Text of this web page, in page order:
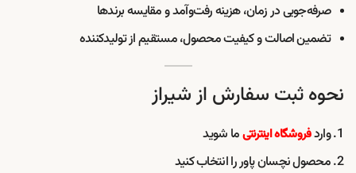
صرفه‌جویی در زمان، هزینه رفت‌وآمد و مقایسه برندها
تضمین اصالت و کیفیت محصول، مستقیم از تولیدکننده
نحوه ثبت سفارش از شیراز
واردفروشگاه اینترنتیما شوید
محصول نچسان پاور را انتخاب کنید